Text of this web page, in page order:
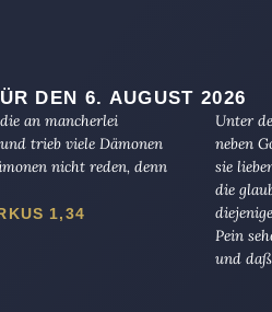
DEN 6. AUGUST 2026
an mancherlei
trieb viele Dämonen
nicht reden, denn
1,34
Unter
neben
sie
die
Pein
und